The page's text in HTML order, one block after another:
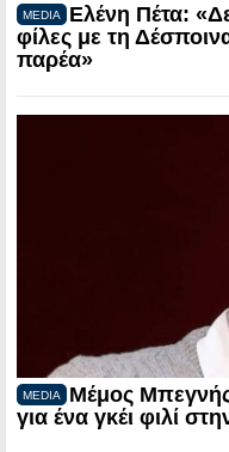
MEDIA
Ελένη Πέτα:
φίλες με τη
παρέα»
MEDIA
Μέμος
για ένα γκέι φιλί